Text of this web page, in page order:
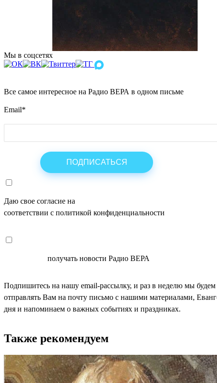
Мы в соцсетях
Все самое интересное на Радио ВЕРА в одном письме
Email*
Даю свое согласие на
соответствии с политикой конфиденциальности
получать новости Радио ВЕРА
Подпишитесь на нашу email-рассылку, и раз в неделю мы будем
отправлять Вам на почту письмо с нашими материалами,
дня и напоминаем о важных событиях и праздниках.
Также рекомендуем